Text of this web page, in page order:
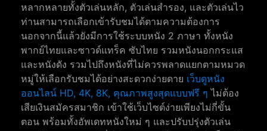
หลากหลายทั้งตัวเล่นหลัก, ตัวเล่นสำรอง, และตัวเล่นไว
ท่านสามารถเลือกเข้ารับชมได้ตามความต้องการ
นอกจากนี้แล้วยังมีการใช้ระบบหนัง 2 ภาษา ทั้งหนัง
พากย์ไทยและซาวด์แทร็ค ซับไทย รวมหนังนอกกระแส
และหนังดัง รวมไปถึงหนังที่ไม่ควรพลาดแยกตามหมวด
หมู่ให้เลือกรับชมได้อย่างสะดวกง่ายดาย เว็บดูหนัง
ออนไลน์ HD, 4K, 8K, คุณภาพสูงสุดแบบฟรี ๆ ไม่ต้อง
เสียเงินสมัครสมาชิก เข้าใช้เว็บไซต์ง่ายเพียงไม่กี่ขั้น
ตอน พร้อมทั้งอัพเดทหนังใหม่ ๆ และปรับปรุ่งตัวเล่น